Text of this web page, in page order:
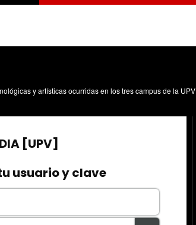
y artísticas ocurridas en los tres campus de la UPV